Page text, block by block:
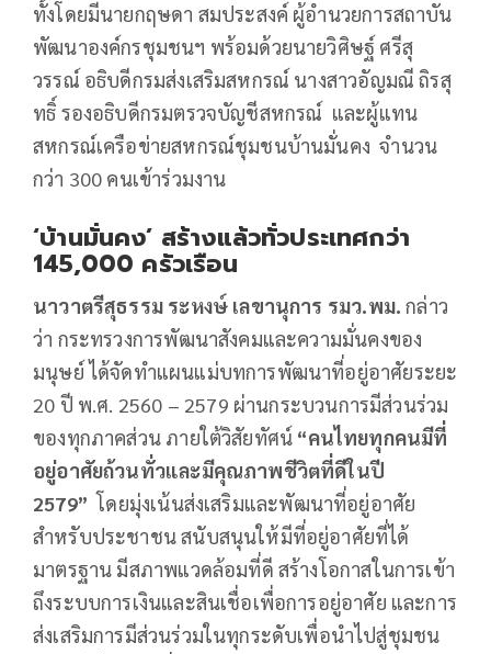
ทั้งโดยมีนายกฤษดา สมประสงค์ ผู้อำนวยการสถาบัน
พัฒนาองค์กรชุมชนฯ พร้อมด้วยนายวิศิษฐ์ ศรีสุ
วรรณ์ อธิบดีกรมส่งเสริมสหกรณ์ นางสาวอัญมณี ถิรสุ
ทธิ์ รองอธิบดีกรมตรวจบัญชีสหกรณ์ และผู้แทน
สหกรณ์เครือข่ายสหกรณ์ชุมชนบ้านมั่นคง จำนวน
กว่า 300 คนเข้าร่วมงาน
‘บ้านมั่นคง’ สร้างแล้วทั่วประเทศกว่า
145,000 ครัวเรือน
นาวาตรีสุธรรม ระหงษ์ เลขานุการ รมว.พม. กล่าว
ว่า กระทรวงการพัฒนาสังคมและความมั่นคงของ
มนุษย์ ได้จัดทำแผนแม่บทการพัฒนาที่อยู่อาศัยระยะ
20 ปี พ.ศ. 2560 – 2579 ผ่านกระบวนการมีส่วนร่วม
ของทุกภาคส่วน ภายใต้วิสัยทัศน์ “คนไทยทุกคนมีที่
อยู่อาศัยถ้วนทั่วและมีคุณภาพชีวิตที่ดีในปี
2579” โดยมุ่งเน้นส่งเสริมและพัฒนาที่อยู่อาศัย
สำหรับประชาชน สนับสนุนให้มีที่อยู่อาศัยที่ได้
มาตรฐาน มีสภาพแวดล้อมที่ดี สร้างโอกาสในการเข้า
ถึงระบบการเงินและสินเชื่อเพื่อการอยู่อาศัย และการ
ส่งเสริมการมีส่วนร่วมในทุกระดับเพื่อนำไปสู่ชุมชน